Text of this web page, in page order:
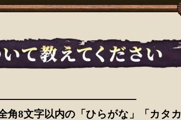
角8文字以内の「ひらがな」「カタカ